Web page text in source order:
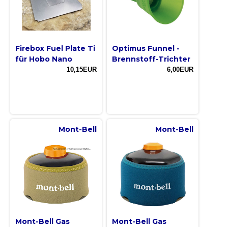
Firebox Fuel Plate Ti
für Hobo Nano
10,15EUR
Optimus Funnel -
Brennstoff-Trichter
6,00EUR
Mont-Bell
Mont-Bell Gas
Mont-Bell
Mont-Bell Gas